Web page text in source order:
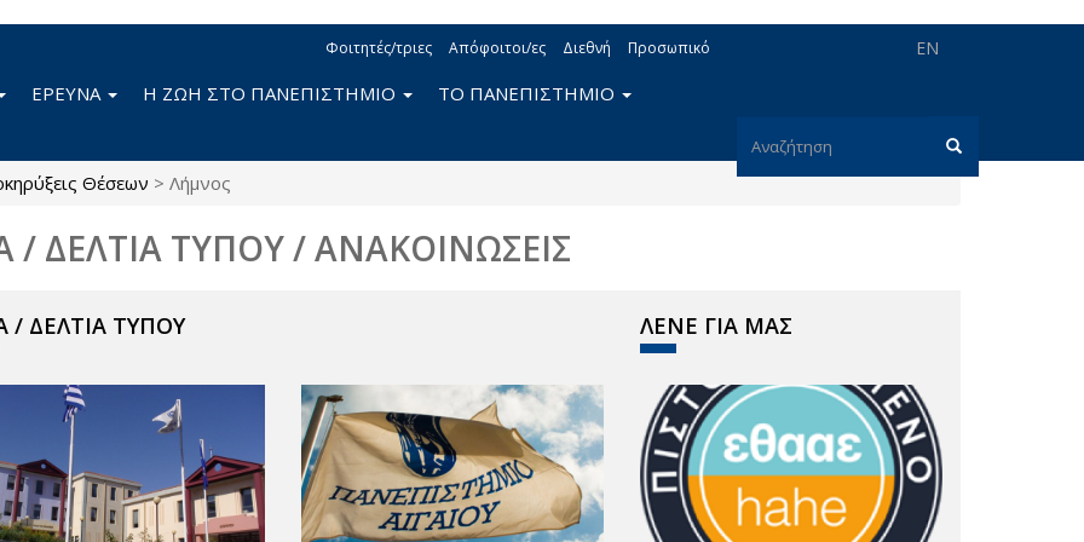
EN
Φοιτητές/τριες Απόφοιτοι/ες Διεθνή Προσωπικό
Φόρμα
ΕΡΕΥΝΑ Η ΖΩΗ ΣΤΟ ΠΑΝΕΠΙΣΤΗΜΙΟ ΤΟ ΠΑΝΕΠΙΣΤΗΜΙΟ
Θέσεων > Λήμνος
/ ΔΕΛΤΙΑ ΤΥΠΟΥ / ΑΝΑΚΟΙΝΩΣΕΙΣ
/ ΔΕΛΤΙΑ ΤΥΠΟΥ ΛΕΝΕ ΓΙΑ ΜΑΣ